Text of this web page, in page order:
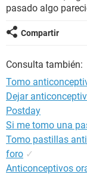
pasado algo
Compartir
Consulta también:
Tomo
Dejar
Postday
Si me tomo una
Tomo pastillas
foro ✓
Anticonceptivos